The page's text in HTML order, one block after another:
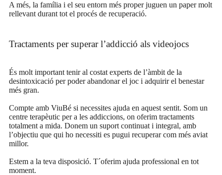
A més, la família i el seu entorn més proper juguen un paper molt
rellevant durant tot el procés de recuperació.
Tractaments per superar l’addicció als videojocs
És molt important tenir al costat experts de l’àmbit de la
desintoxicació per poder abandonar el joc i adquirir el benestar
més gran.
Compte amb ViuBé si necessites ajuda en aquest sentit. Som un
centre terapèutic per a les addiccions, on oferim tractaments
totalment a mida. Donem un suport continuat i integral, amb
l’objectiu que qui ho necessiti es pugui recuperar com més aviat
millor.
Estem a la teva disposició. T´oferim ajuda professional en tot
moment.